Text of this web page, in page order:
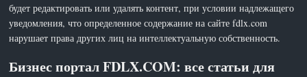
будет редактировать или удалять контент, при условии надлежащего
уведомления, что определенное содержание на сайте fdlx.com
нарушает права других лиц на интеллектуальную собственность.
Бизнес портал FDLX.COM: все статьи для